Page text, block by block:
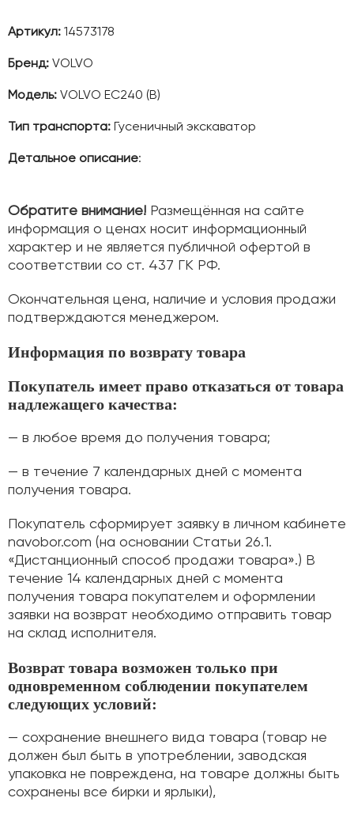
Артикул: 14573178
Бренд: VOLVO
Модель: VOLVO EC240 (B)
Тип транспорта: Гусеничный экскаватор
Детальное описание:
Обратите внимание! Размещённая на сайте
информация о ценах носит информационный
характер и не является публичной офертой в
соответствии со ст. 437 ГК РФ.
Окончательная цена, наличие и условия продажи
подтверждаются менеджером.
Информация по возврату товара
Покупатель имеет право отказаться от товара
надлежащего качества:
— в любое время до получения товара;
— в течение 7 календарных дней с момента
получения товара.
Покупатель сформирует заявку в личном кабинете
navobor.com (на основании Статьи 26.1.
«Дистанционный способ продажи товара».) В
течение 14 календарных дней с момента
получения товара покупателем и оформлении
заявки на возврат необходимо отправить товар
на склад исполнителя.
Возврат товара возможен только при
одновременном соблюдении покупателем
следующих условий:
— сохранение внешнего вида товара (товар не
должен был быть в употреблении, заводская
упаковка не повреждена, на товаре должны быть
сохранены все бирки и ярлыки),